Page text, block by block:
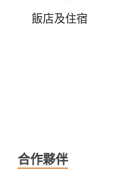
飯店及住宿
合作夥伴